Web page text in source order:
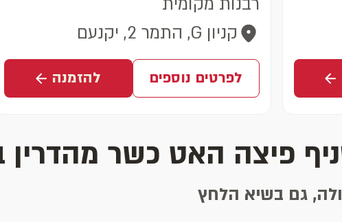
קניון G, התמר 2, יקנעם
לפרטים נוספים להזמנה
פיצה האט כשר מהדרין
גם בשיא הלחץ